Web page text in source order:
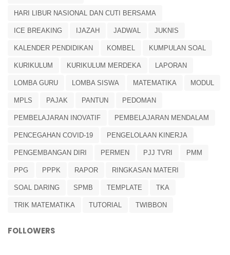
HARI LIBUR NASIONAL DAN CUTI BERSAMA
ICE BREAKING IJAZAH JADWAL JUKNIS
KALENDER PENDIDIKAN KOMBEL KUMPULAN SOAL
KURIKULUM KURIKULUM MERDEKA LAPORAN
LOMBA GURU LOMBA SISWA MATEMATIKA MODUL
MPLS PAJAK PANTUN PEDOMAN
PEMBELAJARAN INOVATIF PEMBELAJARAN MENDALAM
PENCEGAHAN COVID-19 PENGELOLAAN KINERJA
PENGEMBANGAN DIRI PERMEN PJJ TVRI PMM
PPG PPPK RAPOR RINGKASAN MATERI
SOAL DARING SPMB TEMPLATE TKA
TRIK MATEMATIKA TUTORIAL TWIBBON
FOLLOWERS